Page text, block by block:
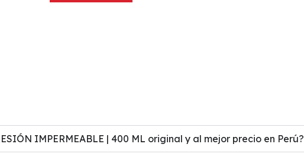
IMPERMEABLE | 400 ML original y al mejor precio en Perú?